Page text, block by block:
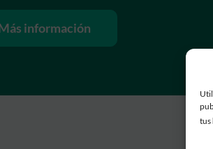
tus
información